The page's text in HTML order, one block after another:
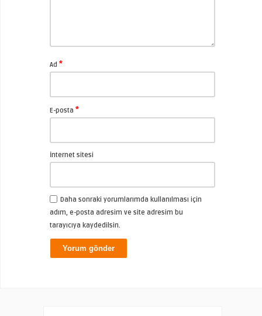
Ad *
E-posta *
İnternet sitesi
Daha sonraki yorumlarımda kullanılması için
adım, e-posta adresim ve site adresim bu
tarayıcıya kaydedilsin.